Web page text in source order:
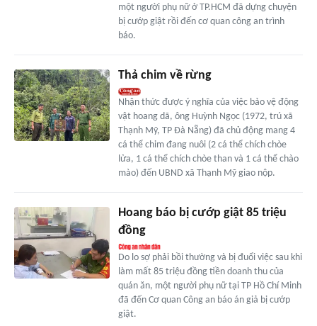
một người phụ nữ ở TP.HCM đã dựng chuyện
bị cướp giật rồi đến cơ quan công an trình
báo.
Thả chim về rừng
Nhận thức được ý nghĩa của việc bảo vệ động
vật hoang dã, ông Huỳnh Ngọc (1972, trú xã
Thạnh Mỹ, TP Đà Nẵng) đã chủ động mang 4
cá thể chim đang nuôi (2 cá thể chích chòe
lửa, 1 cá thể chích chòe than và 1 cá thể chào
mào) đến UBND xã Thạnh Mỹ giao nộp.
Hoang báo bị cướp giật 85 triệu
đồng
Do lo sợ phải bồi thường và bị đuổi việc sau khi
làm mất 85 triệu đồng tiền doanh thu của
quán ăn, một người phụ nữ tại TP Hồ Chí Minh
đã đến Cơ quan Công an báo án giả bị cướp
giật.